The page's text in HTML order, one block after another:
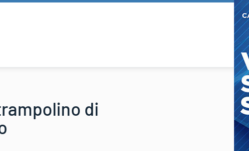
di